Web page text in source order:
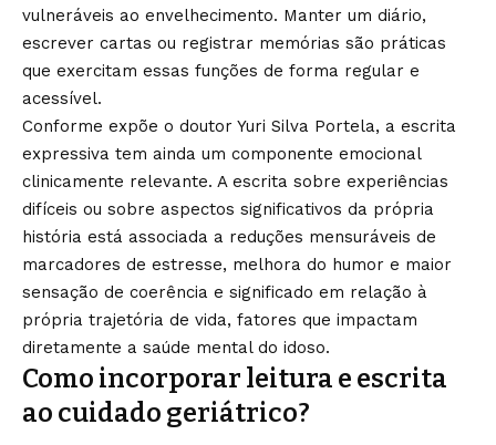
vulneráveis ao envelhecimento. Manter um diário,
escrever cartas ou registrar memórias são práticas
que exercitam essas funções de forma regular e
acessível.
Conforme expõe o doutor Yuri Silva Portela, a escrita
expressiva tem ainda um componente emocional
clinicamente relevante. A escrita sobre experiências
difíceis ou sobre aspectos significativos da própria
história está associada a reduções mensuráveis de
marcadores de estresse, melhora do humor e maior
sensação de coerência e significado em relação à
própria trajetória de vida, fatores que impactam
diretamente a saúde mental do idoso.
Como incorporar leitura e escrita
ao cuidado geriátrico?